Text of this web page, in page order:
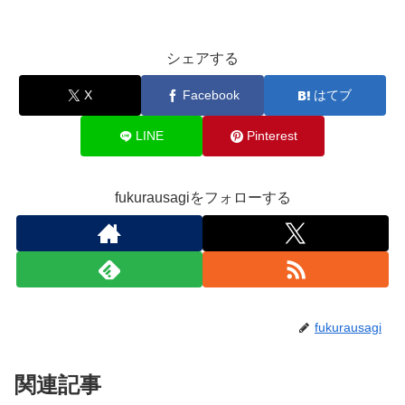
シェアする
X Facebook はてブ
LINE Pinterest
fukurausagiをフォローする
fukurausagi
関連記事